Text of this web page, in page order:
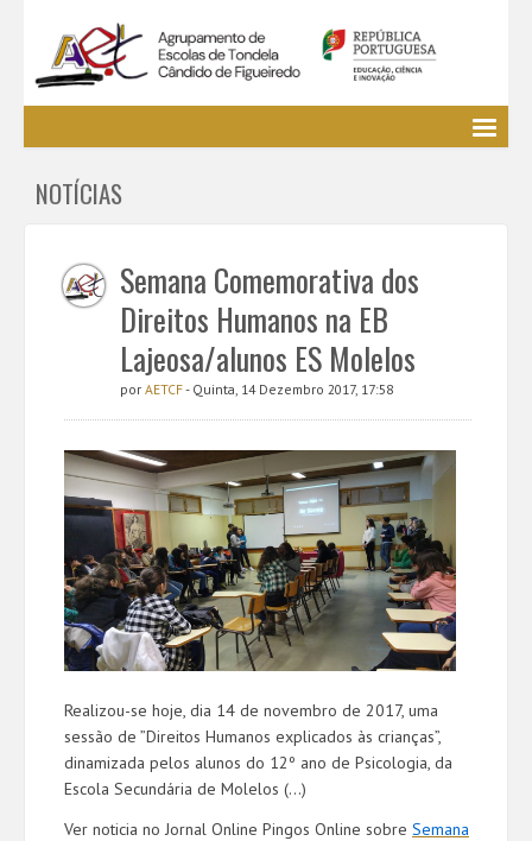
EE / Alunos
Cursos Profissionais
Bibliotecas
Media AETCF
NOTÍCIAS
Semana Comemorativa dos
Direitos Humanos na EB
Lajeosa/alunos ES Molelos
por AETCF- Quinta, 14 Dezembro 2017, 17:58
Realizou-se hoje, dia 14 de novembro de 2017, uma
sessão de ”Direitos Humanos explicados às crianças”,
dinamizada pelos alunos do 12º ano de Psicologia, da
Escola Secundária de Molelos (...)
Ver noticia no Jornal Online Pingos Online sobre Semana